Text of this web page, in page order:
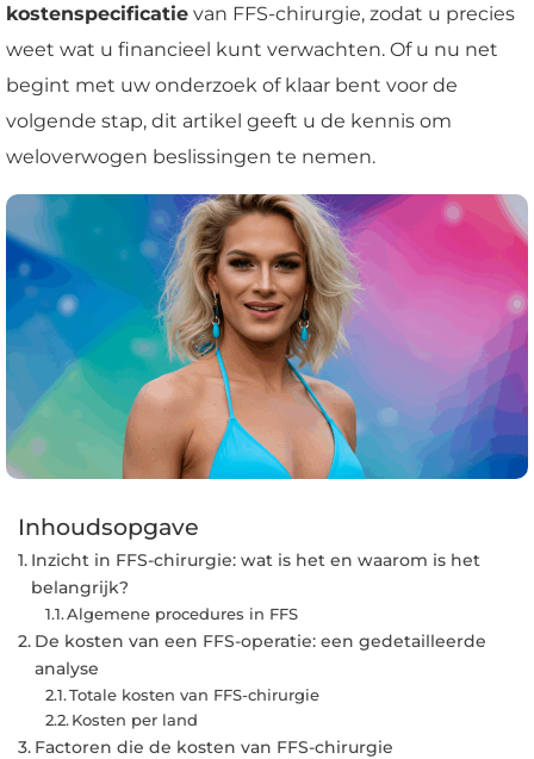
kostenspecificatie van FFS-chirurgie, zodat u precies
weet wat u financieel kunt verwachten. Of u nu net
begint met uw onderzoek of klaar bent voor de
volgende stap, dit artikel geeft u de kennis om
weloverwogen beslissingen te nemen.
Inhoudsopgave
Inzicht in FFS-chirurgie: wat is het en waarom is het
belangrijk?
Algemene procedures in FFS
De kosten van een FFS-operatie: een gedetailleerde
analyse
Totale kosten van FFS-chirurgie
Kosten per land
Factoren die de kosten van FFS-chirurgie